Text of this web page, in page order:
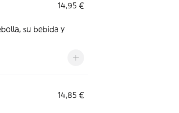
14,95 €
su bebida y
14,85 €